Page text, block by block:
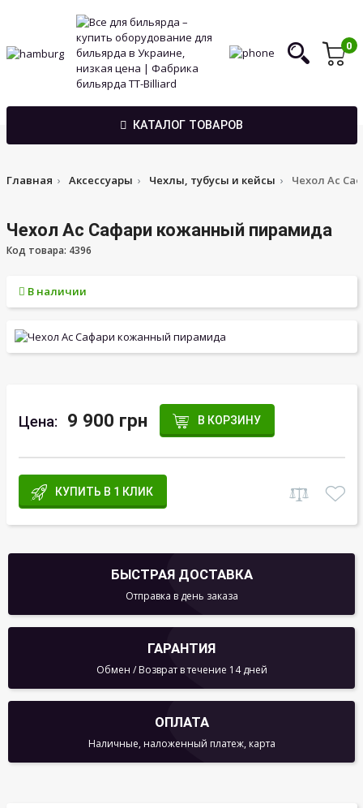
0
КАТАЛОГ ТОВАРОВ
Главная Аксессуары Чехлы, тубусы и кейсы Чехол Ас
Чехол Ас Сафари кожанный пирамида
Код товара: 4396
В наличии
Цена: 9 900 грн В КОРЗИНУ
КУПИТЬ В 1 КЛИК
БЫСТРАЯ ДОСТАВКА
Отправка в день заказа
ГАРАНТИЯ
Обмен / Возврат в течение 14 дней
ОПЛАТА
Наличные, наложенный платеж, карта